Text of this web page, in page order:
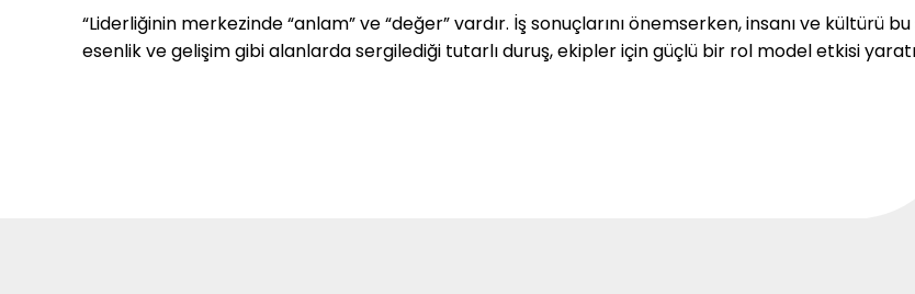
“Liderliğinin merkezinde “anlam” ve “değer” vardır. İş sonuçlarını önemserken, insanı ve kültürü
esenlik ve gelişim gibi alanlarda sergilediği tutarlı duruş, ekipler için güçlü bir rol model etkisi